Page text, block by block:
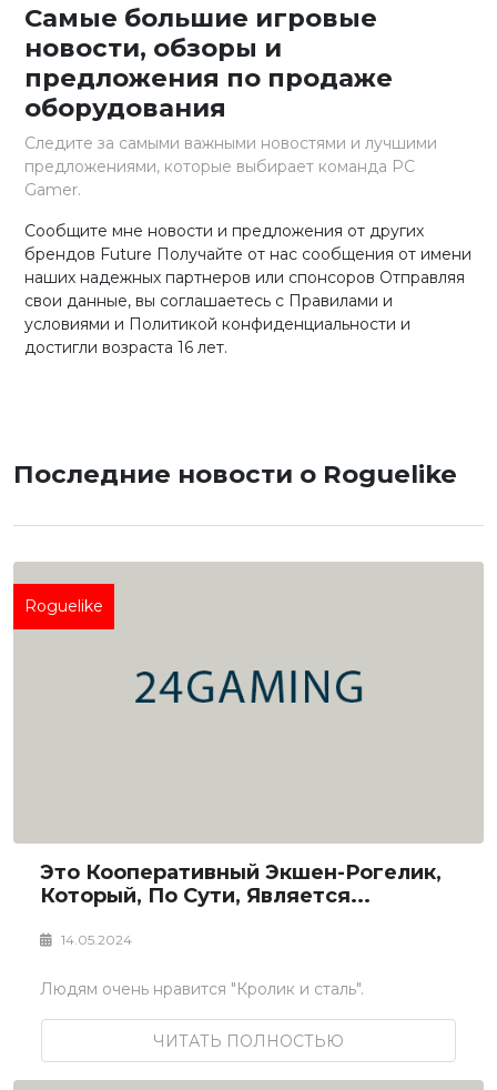
Самые большие игровые
новости, обзоры и
предложения по продаже
оборудования
Следите за самыми важными новостями и лучшими
предложениями, которые выбирает команда PC
Gamer.
Сообщите мне новости и предложения от других
брендов Future Получайте от нас сообщения от имени
наших надежных партнеров или спонсоров Отправляя
свои данные, вы соглашаетесь с Правилами и
условиями и Политикой конфиденциальности и
достигли возраста 16 лет.
Последние новости о Roguelike
Roguelike
Это Кооперативный Экшен-Рогелик,
Который, По Сути, Является...
14.05.2024
Людям очень нравится "Кролик и сталь".
ЧИТАТЬ ПОЛНОСТЬЮ